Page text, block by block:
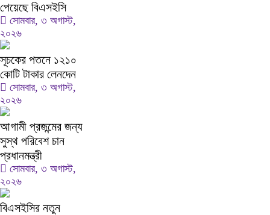
পেয়েছে বিএসইসি
সোমবার, ৩ অগাস্ট,
২০২৬
সূচকের পতনে ১২১০
কোটি টাকার লেনদেন
সোমবার, ৩ অগাস্ট,
২০২৬
আগামী প্রজন্মের জন্য
সুস্থ পরিবেশ চান
প্রধানমন্ত্রী
সোমবার, ৩ অগাস্ট,
২০২৬
বিএসইসির নতুন